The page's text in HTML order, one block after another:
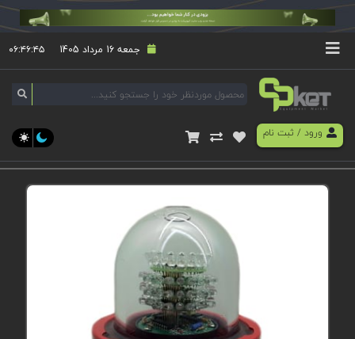
جمعه 16 مرداد 1405 ۰۶:۴۶:۴۵
ورود/ ثبت نام